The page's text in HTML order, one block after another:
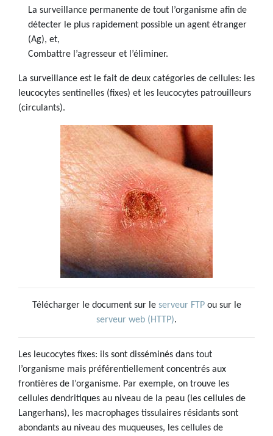
La surveillance permanente de tout l’organisme afin de
détecter le plus rapidement possible un agent étranger
(Ag), et,
Combattre l’agresseur et l’éliminer.
La surveillance est le fait de deux catégories de cellules: les
leucocytes sentinelles (fixes) et les leucocytes patrouilleurs
(circulants).
Télécharger le document sur le serveur FTPou sur le
serveur web (HTTP).
Les leucocytes fixes: ils sont disséminés dans tout
l’organisme mais préférentiellement concentrés aux
frontières de l’organisme. Par exemple, on trouve les
cellules dendritiques au niveau de la peau (les cellules de
Langerhans), les macrophages tissulaires résidants sont
abondants au niveau des muqueuses, les cellules de